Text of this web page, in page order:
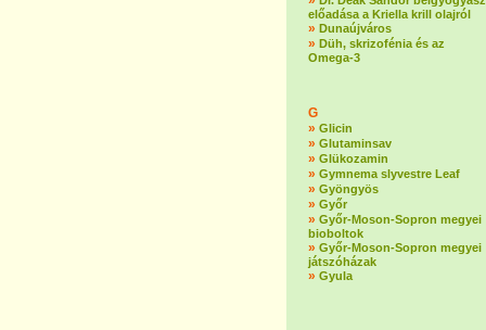
előadása a Kriella krill olajról
» Dunaújváros
» Düh, skrizofénia és az
Omega-3
G
» Glicin
» Glutaminsav
» Glükozamin
» Gymnema slyvestre Leaf
» Gyöngyös
» Győr
» Győr-Moson-Sopron megyei
bioboltok
» Győr-Moson-Sopron megyei
játszóházak
» Gyula